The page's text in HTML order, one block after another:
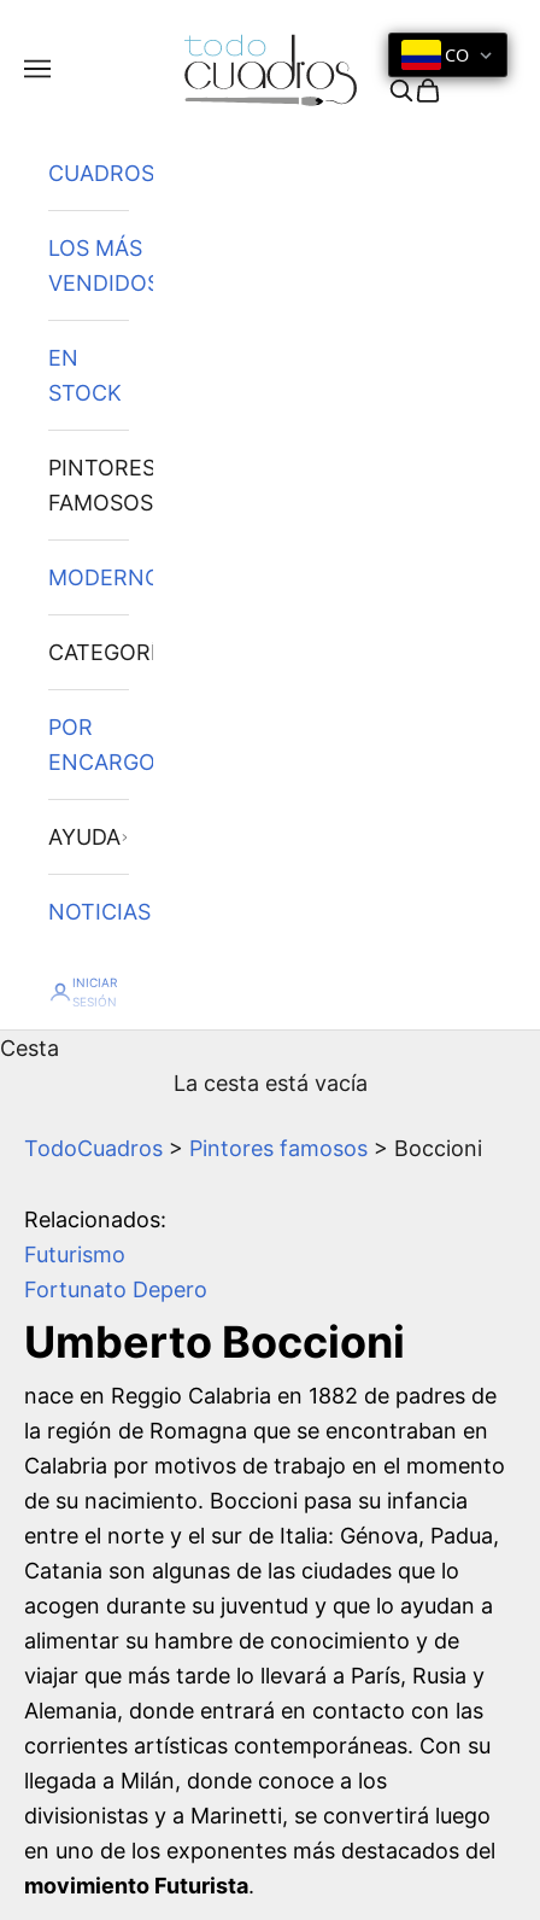
Menú
CO
Buscar
Cesta
CUADROS
LOS MÁS
VENDIDOS
EN
STOCK
PINTORES
FAMOSOS
MODERNOS
CATEGORÍAS
POR
ENCARGO
AYUDA
NOTICIAS
INICIAR
SESIÓN
Cesta
La cesta está vacía
TodoCuadros > Pintores famosos > Boccioni
Relacionados:
Futurismo
Fortunato Depero
Umberto Boccioni
nace en Reggio Calabria en 1882 de padres de
la región de Romagna que se encontraban en
Calabria por motivos de trabajo en el momento
de su nacimiento. Boccioni pasa su infancia
entre el norte y el sur de Italia: Génova, Padua,
Catania son algunas de las ciudades que lo
acogen durante su juventud y que lo ayudan a
alimentar su hambre de conocimiento y de
viajar que más tarde lo llevará a París, Rusia y
Alemania, donde entrará en contacto con las
corrientes artísticas contemporáneas. Con su
llegada a Milán, donde conoce a los
divisionistas y a Marinetti, se convertirá luego
en uno de los exponentes más destacados del
movimiento Futurista.